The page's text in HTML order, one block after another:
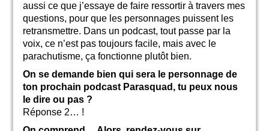
aussi ce que j’essaye de faire ressortir à travers mes
questions, pour que les personnages puissent les
retransmettre. Dans un podcast, tout passe par la
voix, ce n’est pas toujours facile, mais avec le
parachutisme, ça fonctionne plutôt bien.
On se demande bien qui sera le personnage de
ton prochain podcast Parasquad, tu peux nous
le dire ou pas ?
Réponse 2… !